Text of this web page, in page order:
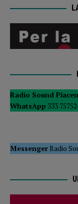
Radio Sound
WhatsApp 333
MessengerRadio